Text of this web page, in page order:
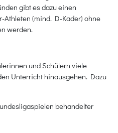
gibt es dazu einen
(mind. D-Kader) ohne
werden.
und Schülern viele
Unterricht hinausgehen. Dazu
behandelter